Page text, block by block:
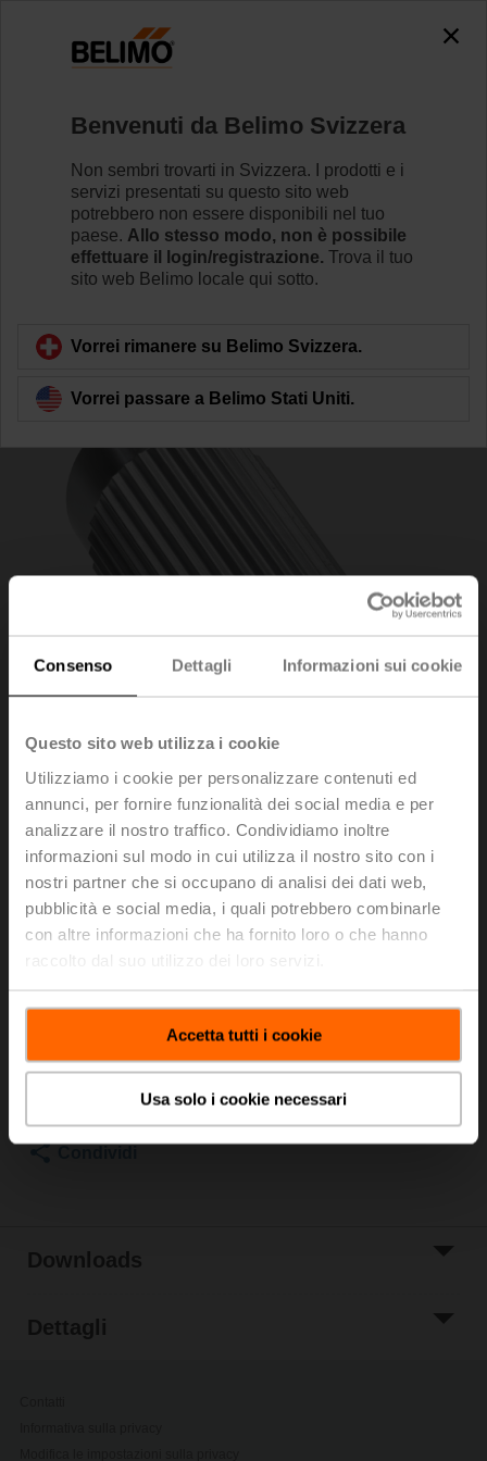
Consenso Dettagli Informazioni sui cookie
Questo sito web utilizza i cookie
Utilizziamo i cookie per personalizzare contenuti ed
annunci, per fornire funzionalità dei social media e per
analizzare il nostro traffico. Condividiamo inoltre
informazioni sul modo in cui utilizza il nostro sito con i
nostri partner che si occupano di analisi dei dati web,
pubblicità e social media, i quali potrebbero combinarle
con altre informazioni che ha fornito loro o che hanno
Accetta tutti i cookie
Usa solo i cookie necessari
accessing the absolute URL
"https://www.belimo.com/ch/it_IT/~mgnlArea=outdated~".
Home Valvole di regolazione Accessori
ZPV-09
Torna alla categoria di prodotti
ZPV-09
Adattatore perno quadro, 9x9x57 mm (LxWxH), per
Aggiungi al
Downloads
Dettagli
Benvenuti da Belimo Svizzera
Non sembri trovarti in Svizzera. I prodotti e i
servizi presentati su questo sito web
potrebbero non essere disponibili nel tuo
paese. Allo stesso modo, non è possibile
effettuare il login/registrazione. Trova il tuo
sito web Belimo locale qui sotto.
Vorrei rimanere su Belimo Svizzera.
Vorrei passare a Belimo Stati Uniti.